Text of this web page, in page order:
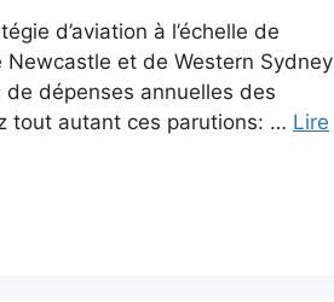
d’aviation à l’échelle de
et de Western Sydney
dépenses annuelles des
tout autant ces parutions: … Lire